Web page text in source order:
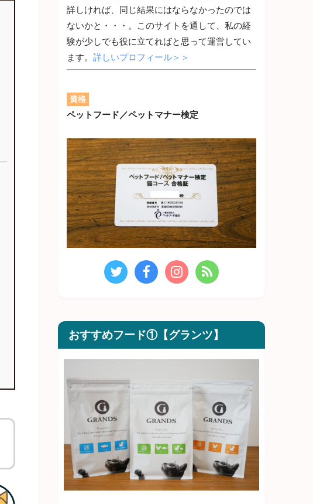
詳しければ、同じ結果にはならなかったのでは
ないかと・・・。このサイトを通して、私の経
験が少しでも役に立てればと思って運営してい
ます。 詳しいプロフィール＞＞
資格
ペットフード／ペットマナー検定
おすすめフード①【グランツ】